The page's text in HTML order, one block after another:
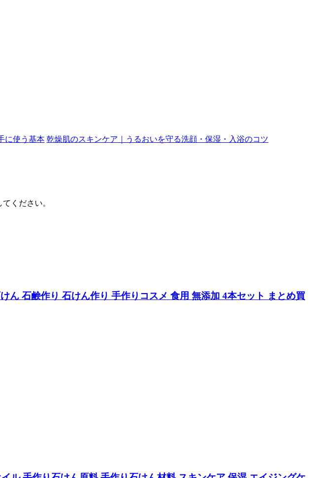
に使う基本 乾燥肌のスキンケア｜うるおいを守る洗顔・保湿・入浴のコツ
ください。
ん 石鹸作り 石けん作り 手作りコスメ 食用 無添加 4本セット まとめ買